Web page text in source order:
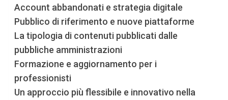
Account abbandonati e strategia digitale
Pubblico di riferimento e nuove piattaforme
La tipologia di contenuti pubblicati dalle
pubbliche amministrazioni
Formazione e aggiornamento per i
professionisti
Un approccio più flessibile e innovativo nella